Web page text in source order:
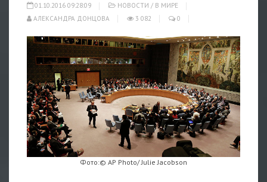
01.10.2016 09:28:09 НОВОСТИ / В МИРЕ
АЛЕКСАНДРА ДОНЦОВА
3 082 0
Фото:© AP Photo/ Julie Jacobson